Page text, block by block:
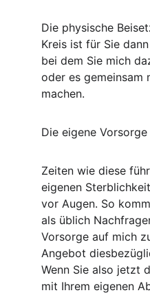
Die physische
Kreis ist für Sie
bei dem Sie mich
oder es gemeinsam
machen.
Die eigene Vorsorge
Zeiten wie diese
eigenen
vor Augen. So
als üblich
Vorsorge auf mich
Angebot
Wenn Sie also jetzt
mit Ihrem eigenen